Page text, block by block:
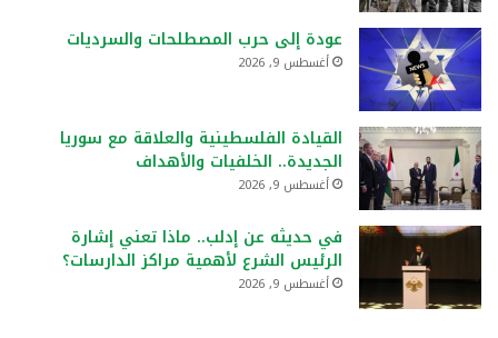
عودة إلى حرب المصطلحات والسرديات
أغسطس 9, 2026
القيادة الفلسطينية والعلاقة مع سوريا
الجديدة.. الخلفيات والأهداف
أغسطس 9, 2026
في حديثه عن إدلب.. ماذا تعني إشارة
الرئيس الشرع لأهمية مراكز الدارسات؟
أغسطس 9, 2026